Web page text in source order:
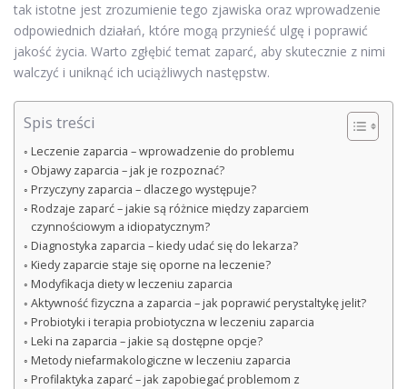
tak istotne jest zrozumienie tego zjawiska oraz wprowadzenie
odpowiednich działań, które mogą przynieść ulgę i poprawić
jakość życia. Warto zgłębić temat zaparć, aby skutecznie z nimi
walczyć i uniknąć ich uciążliwych następstw.
Spis treści
Leczenie zaparcia – wprowadzenie do problemu
Objawy zaparcia – jak je rozpoznać?
Przyczyny zaparcia – dlaczego występuje?
Rodzaje zaparć – jakie są różnice między zaparciem
czynnościowym a idiopatycznym?
Diagnostyka zaparcia – kiedy udać się do lekarza?
Kiedy zaparcie staje się oporne na leczenie?
Modyfikacja diety w leczeniu zaparcia
Aktywność fizyczna a zaparcia – jak poprawić perystaltykę jelit?
Probiotyki i terapia probiotyczna w leczeniu zaparcia
Leki na zaparcia – jakie są dostępne opcje?
Metody niefarmakologiczne w leczeniu zaparcia
Profilaktyka zaparć – jak zapobiegać problemom z